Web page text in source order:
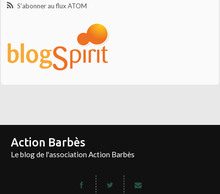
S'abonner au flux ATOM
Action Barbès
Le blog de l'association Action Barbès